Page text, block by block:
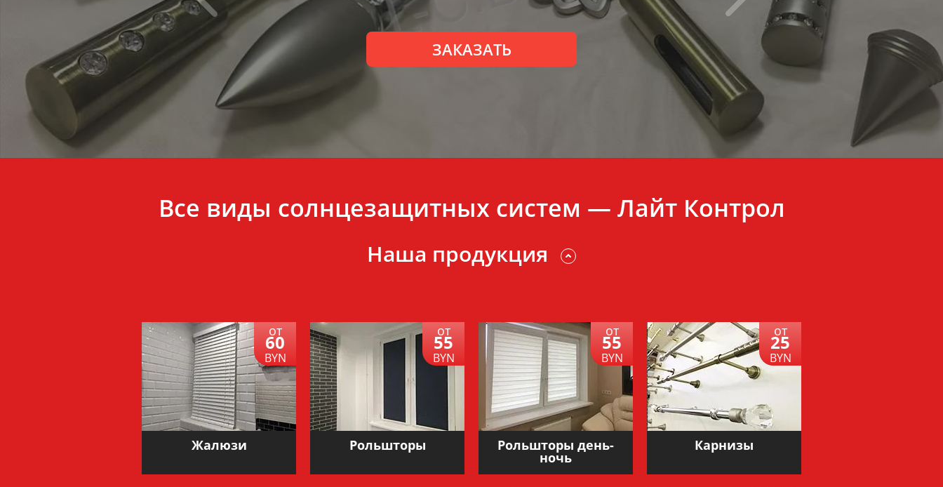
ЗАКАЗАТЬ
Все виды солнцезащитных систем — Лайт Контрол
Наша продукция
Жалюзи
от
60
BYN
Рольшторы
от
55
BYN
Рольшторы день-
ночь
от
55
BYN
Карнизы
от
25
BYN